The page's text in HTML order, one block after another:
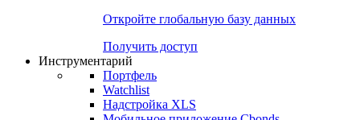
Консенсусы
Попробуйте7-дневный
Откройте глобальную базу данных
Получить доступ
Инструментарий